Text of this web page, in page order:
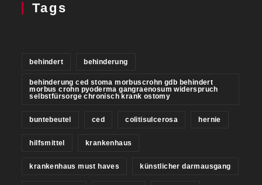
Tags
behindert behinderung
behinderung ced stoma morbuscrohn gdb behindert
morbus crohn pyoderma gangraenosum widerspruch
selbstfürsorge chronisch krank ostomy
buntebeutel ced colitisulcerosa hernie
hilfsmittel krankenhaus
krankenhaus must haves künstlicher darmausgang